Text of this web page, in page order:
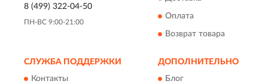
8 (499) 322-04-50
ПН-ВС 9:00-21:00
Оплата
Возврат товара
СЛУЖБА ПОДДЕРЖКИ
Контакты
ДОПОЛНИТЕЛЬНО
Блог